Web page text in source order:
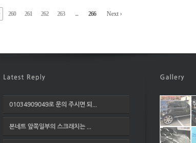
260 261 262 263 ... 266 Next ›
01034909049로 문의 주시면 되...
본네트 앞쪽일부의 스크래치는 ...